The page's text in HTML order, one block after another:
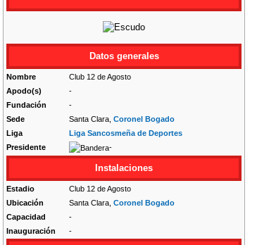
Datos generales
Nombre
Club 12 de Agosto
Apodo(s)
-
Fundación
-
Sede
Santa Clara,Coronel Bogado
Liga
Liga Sancosmeña de Deportes
Presidente
-
Instalaciones
Estadio
Club 12 de Agosto
Ubicación
Santa Clara,Coronel Bogado
Capacidad
-
Inauguración
-